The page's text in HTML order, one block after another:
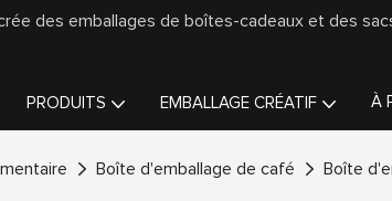
des emballages de boîtes-cadeaux et des
PRODUITS EMBALLAGE CRÉATIF À
Boîte d'emballage de café Boîte